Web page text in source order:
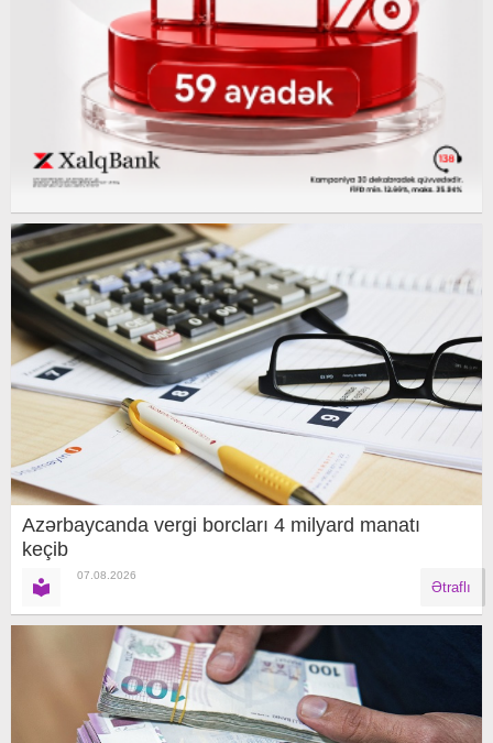
Azərbaycanda vergi borcları 4 milyard manatı
keçib
07.08.2026
Ətraflı